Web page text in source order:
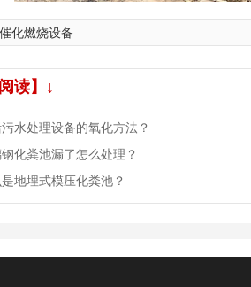
催化燃烧设备
读】↓
水处理设备的氧化方法？
化粪池漏了怎么处理？
地埋式模压化粪池？